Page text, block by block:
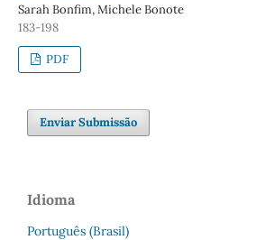
Sarah Bonfim, Michele Bonote
183-198
PDF
Enviar Submissão
Idioma
Português (Brasil)